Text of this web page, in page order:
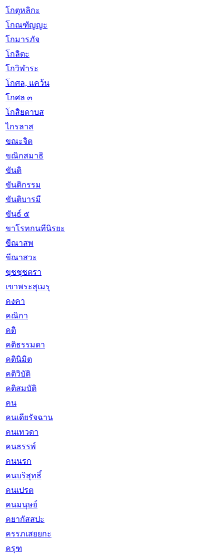
โกตุหลิกะ
โกณฑัญญะ
โกมารภัจ
โกลิตะ
โกวิฬาระ
โกศล, แคว้น
โกศล ๓
โกสิยดาบส
ไกรลาส
ขณะจิต
ขณิกสมาธิ
ขันติ
ขันติกรรม
ขันติบารมี
ขันธ์ ๕
ขาโรทกนทีนิรยะ
ขีณาสพ
ขีณาสวะ
ขุชชุชตรา
เขาพระสุเมรุ
คงคา
คณิกา
คติ
คติธรรมดา
คตินิมิต
คติวิบัติ
คติสมบัติ
คน
คนเดียรัจฉาน
คนเทวดา
คนธรรพ์
คนนรก
คนบริสุทธิ์
คนเปรต
คนมนุษย์
คยากัสสปะ
ครรภเสยยกะ
ครุฑ